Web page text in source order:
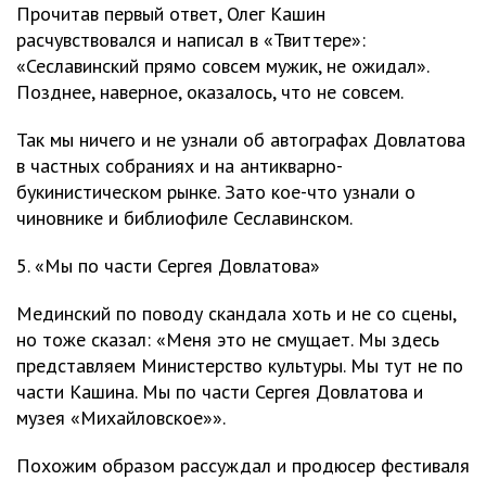
Прочитав первый ответ, Олег Кашин
расчувствовался и написал в «Твиттере»:
«Сеславинский прямо совсем мужик, не ожидал».
Позднее, наверное, оказалось, что не совсем.
Так мы ничего и не узнали об автографах Довлатова
в частных собраниях и на антикварно-
букинистическом рынке. Зато кое-что узнали о
чиновнике и библиофиле Сеславинском.
5. «Мы по части Сергея Довлатова»
Мединский по поводу скандала хоть и не со сцены,
но тоже сказал: «Меня это не смущает. Мы здесь
представляем Министерство культуры. Мы тут не по
части Кашина. Мы по части Сергея Довлатова и
музея «Михайловское»».
Похожим образом рассуждал и продюсер фестиваля